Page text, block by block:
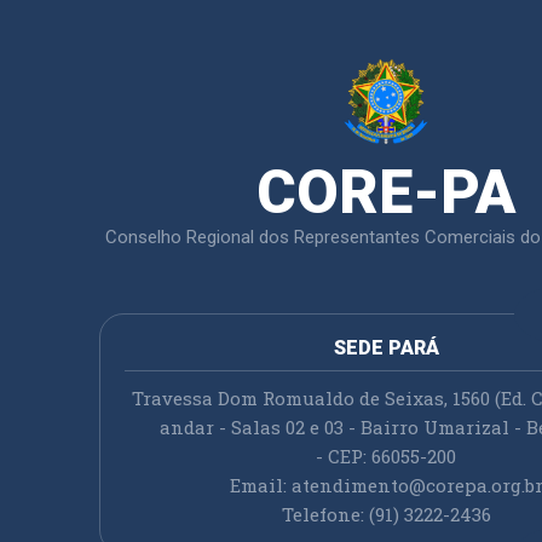
CORE-PA
Conselho Regional dos Representantes Comerciais
SEDE PARÁ
Travessa Dom Romualdo de Seixas, 1560 (Ed.
andar - Salas 02 e 03 - Bairro Umarizal -
- CEP: 66055-200
Email: atendimento@corepa.org.br
Telefone: (91) 3222-2436